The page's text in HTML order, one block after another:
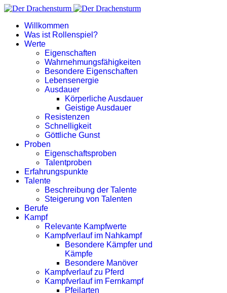
Willkommen
Was ist Rollenspiel?
Werte
Eigenschaften
Wahrnehmungsfähigkeiten
Besondere Eigenschaften
Lebensenergie
Ausdauer
Körperliche Ausdauer
Geistige Ausdauer
Resistenzen
Schnelligkeit
Göttliche Gunst
Proben
Eigenschaftsproben
Talentproben
Erfahrungspunkte
Talente
Beschreibung der Talente
Steigerung von Talenten
Berufe
Kampf
Relevante Kampfwerte
Kampfverlauf im Nahkampf
Besondere Kämpfer und
Kämpfe
Besondere Manöver
Kampfverlauf zu Pferd
Kampfverlauf im Fernkampf
Pfeilarten